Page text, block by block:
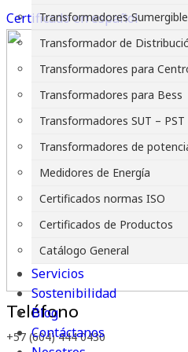
Transformadores
Transformador de
Transformadores para
Transformadores para Bess
Transformadores SUT – PST
Transformadores de
Medidores de Energía
Certificados normas ISO
Certificados de Productos
Catálogo General
Servicios
Sostenibilidad
Blog
Contáctanos
Certificado en español
Teléfono
+57 (604) 444 0430